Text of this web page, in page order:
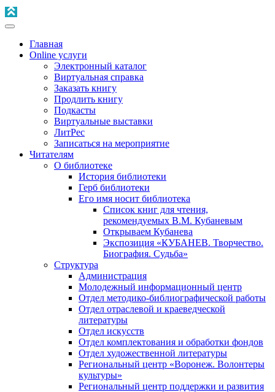
Главная
Online услуги
Электронный каталог
Виртуальная справка
Заказать книгу
Продлить книгу
Подкасты
Виртуальные выставки
ЛитРес
Записаться на мероприятие
Читателям
О библиотеке
История библиотеки
Герб библиотеки
Его имя носит библиотека
Список книг для чтения,
рекомендуемых В.М. Кубаневым
Открываем Кубанева
Экспозиция «КУБАНЕВ. Творчество.
Биография. Судьба»
Структура
Администрация
Молодежный информационный центр
Отдел методико-библиографической работы
Отдел отраслевой и краеведческой
литературы
Отдел искусств
Отдел комплектования и обработки фондов
Отдел художественной литературы
Региональный центр «Воронеж. Волонтеры
культуры»
Региональный центр поддержки и развития